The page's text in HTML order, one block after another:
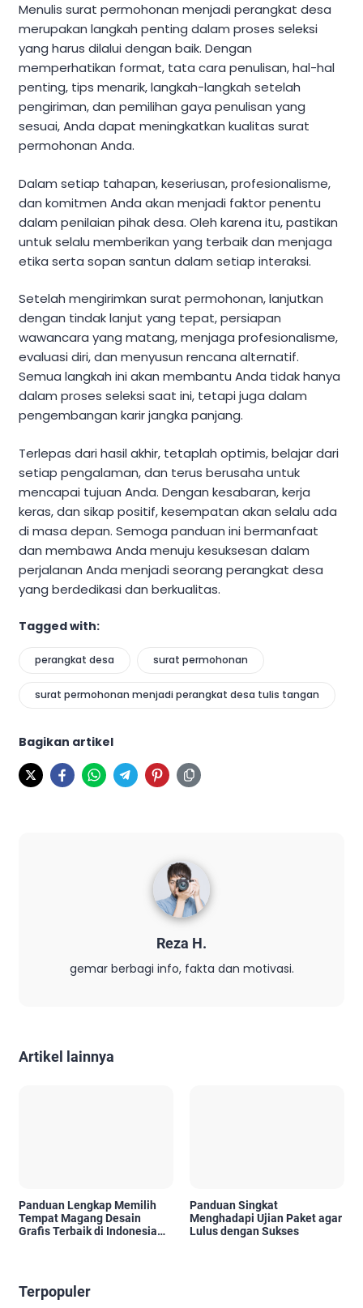
Menulis surat permohonan menjadi perangkat desa
merupakan langkah penting dalam proses seleksi
yang harus dilalui dengan baik. Dengan
memperhatikan format, tata cara penulisan, hal-hal
penting, tips menarik, langkah-langkah setelah
pengiriman, dan pemilihan gaya penulisan yang
sesuai, Anda dapat meningkatkan kualitas surat
permohonan Anda.
Dalam setiap tahapan, keseriusan, profesionalisme,
dan komitmen Anda akan menjadi faktor penentu
dalam penilaian pihak desa. Oleh karena itu, pastikan
untuk selalu memberikan yang terbaik dan menjaga
etika serta sopan santun dalam setiap interaksi.
Setelah mengirimkan surat permohonan, lanjutkan
dengan tindak lanjut yang tepat, persiapan
wawancara yang matang, menjaga profesionalisme,
evaluasi diri, dan menyusun rencana alternatif.
Semua langkah ini akan membantu Anda tidak hanya
dalam proses seleksi saat ini, tetapi juga dalam
pengembangan karir jangka panjang.
Terlepas dari hasil akhir, tetaplah optimis, belajar dari
setiap pengalaman, dan terus berusaha untuk
mencapai tujuan Anda. Dengan kesabaran, kerja
keras, dan sikap positif, kesempatan akan selalu ada
di masa depan. Semoga panduan ini bermanfaat
dan membawa Anda menuju kesuksesan dalam
perjalanan Anda menjadi seorang perangkat desa
yang berdedikasi dan berkualitas.
Tagged with:
perangkat desa surat permohonan
surat permohonan menjadi perangkat desa tulis tangan
Bagikan artikel
Reza H.
gemar berbagi info, fakta dan motivasi.
Artikel lainnya
Panduan Lengkap Memilih
Tempat Magang Desain
Grafis Terbaik di Indonesia
Panduan Singkat
Menghadapi Ujian Paket agar
Lulus dengan Sukses
Terpopuler